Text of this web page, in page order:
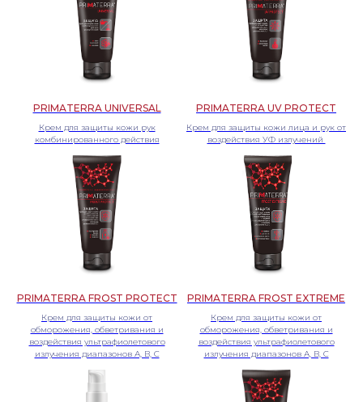
PRIMATERRA UNIVERSAL
Крем для защиты кожи рук
комбинированного действия
PRIMATERRA UV PROTECT
Крем для защиты кожи лица и рук от
воздействия УФ излучений
PRIMATERRA FROST PROTECT
Крем для защиты кожи от
обморожения, обветривания и
воздействия ультрафиолетового
излучения диапазонов А, В, С
PRIMATERRA FROST EXTREME
Крем для защиты кожи от
обморожения, обветривания и
воздействия ультрафиолетового
излучения диапазонов А, В, С